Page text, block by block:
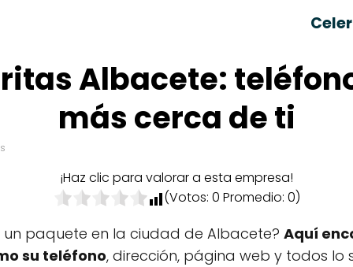
Albacete:
más cerca de ti
¡Haz clic para valorar a esta empresa!
(Votos: 0 Promedio: 0)
paquete en la ciudad de Albacete? Aquí
su teléfono, dirección, página web y todos lo